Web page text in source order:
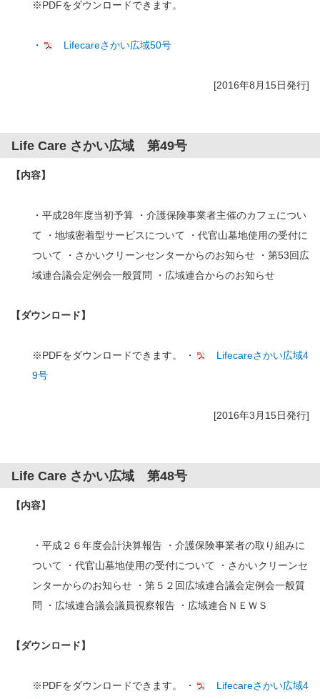
※PDFをダウンロードできます。
・ Lifecareさかい広域50号
[2016年8月15日発行]
Life Care さかい広域 第49号
【内容】
・平成28年度当初予算 ・介護保険事業者主催のカフェについ
て ・地域密着型サービスについて ・代官山墓地使用の受付に
ついて ・さかいクリーンセンターからのお知らせ ・第53回広
域連合議会定例会一般質問 ・広域連合からのお知らせ
【ダウンロード】
※PDFをダウンロードできます。 ・
Lifecareさかい広域4
9号
[2016年3月15日発行]
Life Care さかい広域 第48号
【内容】
・平成２６年度会計決算報告 ・介護保険事業者の取り組みに
ついて ・代官山墓地使用の受付について ・さかいクリーンセ
ンターからのお知らせ ・第５２回広域連合議会定例会一般質
問 ・広域連合議会議員視察報告 ・広域連合ＮＥＷＳ
【ダウンロード】
※PDFをダウンロードできます。 ・
Lifecareさかい広域4